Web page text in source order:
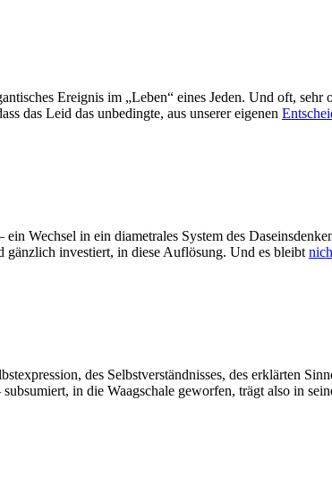
Ereignis im „Leben“ eines Jeden. Und oft,
das Leid das unbedingte, aus unserer eigenen
Wechsel in ein diametrales System des
gänzlich investiert, in diese Auflösung. Und es bleibt
des Selbstverständnisses, des erklärten
in die Waagschale geworfen, trägt also in